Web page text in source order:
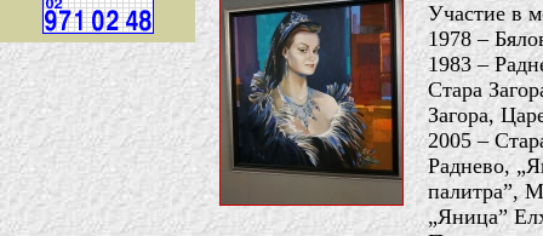
Участие в
1978 –
1983 –
Стара
Загора,
2005 –
Раднево,
палитра”,
„Яница”